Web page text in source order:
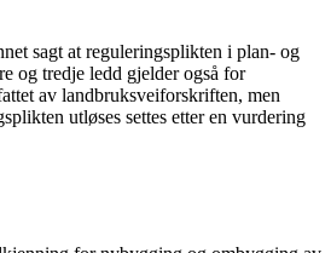
sagt at reguleringsplikten i plan- og
og tredje ledd gjelder også for
av landbruksveiforskriften, men
utløses settes etter en vurdering